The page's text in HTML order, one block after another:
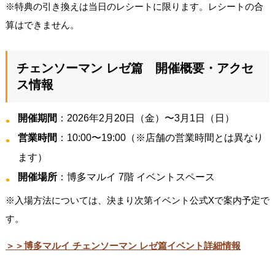
※特典の引き換えは当日のレシートに限ります。レシートの合
算はできません。
チェンソーマン レゼ篇 開催概要・アクセ
ス情報
開催期間 ：2026年2月20日（金）〜3月1日（日）
営業時間 ：10:00〜19:00（※店舗の営業時間とは異なり
ます）
開催場所：博多マルイ 7階 イベントスペース
※入場方法については、決まり次第イベント公式Xで案内予定で
す。
＞＞博多マルイ チェンソーマン レゼ篇イベント詳細情報